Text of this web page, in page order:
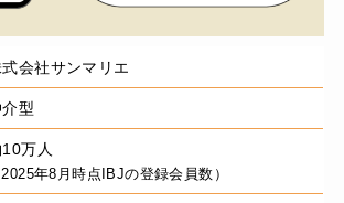
会社サンマリエ
型
万人
2025年8月時点IBJの登録会員数）